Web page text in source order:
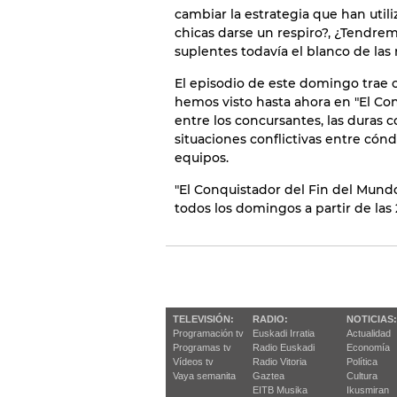
cambiar la estrategia que han
chicas darse un respiro?,
suplentes todavía el blanco de las
El episodio de este domingo trae
hemos visto hasta ahora en "El
entre los concursantes, las duras
situaciones conflictivas entre
equipos.
"El Conquistador del Fin del
todos los domingos a partir de las
TELEVISIÓN:
Programación tv
Programas tv
Vídeos tv
Vaya semanita
RADIO:
Euskadi Irratia
Radio Euskadi
Radio Vitoria
Gaztea
EITB Musika
NOTICIAS:
Actualidad
Economía
Política
Cultura
Ikusmiran